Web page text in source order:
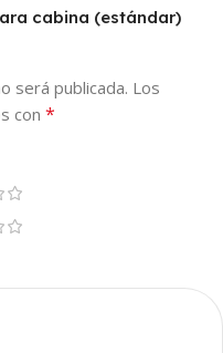
cabina (estándar)
será publicada. Los
con *